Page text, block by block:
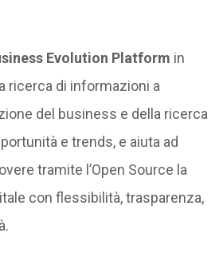
Evolution Platform in
ricerca di informazioni a
del business e della ricerca
e trends, e aiuta ad
tramite l’Open Source la
con flessibilità, trasparenza,